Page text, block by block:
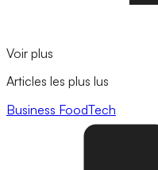
Voir plus
Articles les plus lus
Business FoodTech